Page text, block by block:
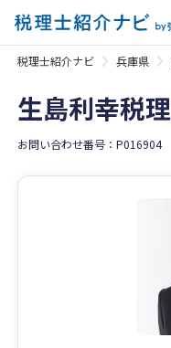
税理士紹介ナビ 兵庫県
生島利幸税
お問い合わせ番号：P016904